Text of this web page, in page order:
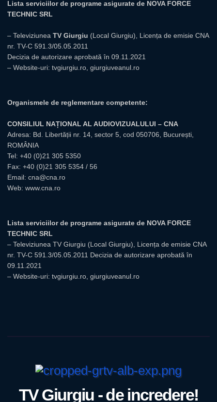
Lista serviciilor de programe asigurate de NOVA FORCE
TECHNIC SRL
– Televiziunea TV Giurgiu (Local Giurgiu), Licența de emisie CNA
nr. TV-C 591.3/05.05.2011
Decizia de autorizare aprobată în 09.11.2021
– Website-uri: tvgiurgiu.ro giurgiuveanul.ro
Organismele de reglementare competente:
CONSILIUL NAȚIONAL AL AUDIOVIZUALULUI – CNA
Adresa: Bd. Libertății nr. 14, sector 5, cod 050706, București,
ROMÂNIA
Tel: +40 (0)21 305 5350
Fax: +40 (0)21 305 5354 / 56
Email: cna@cna.ro
Web: www.cna.ro
Lista serviciilor de programe asigurate de NOVA FORCE
TECHNIC SRL
– Televiziunea TV Giurgiu (Local Giurgiu), Licența de emisie CNA
nr. TV-C 591.3/05.05.2011 Decizia de autorizare aprobată în
09.11.2021
– Website-uri: tvgiurgiu.ro, giurgiuveanul.ro
TV Giurgiu - de incredere!